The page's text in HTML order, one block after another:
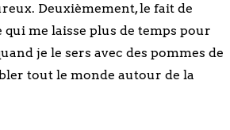
Deuxièmement, le fait de
me laisse plus de temps pour
je le sers avec des pommes de
tout le monde autour de la